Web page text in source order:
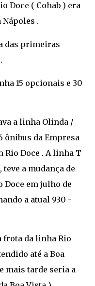
Doce ( Cohab ) era
.
das primeiras
15 opcionais e 30
a linha Olinda /
ônibus da Empresa
Rio Doce . A linha T
a mudança de
em julho de
a atual 930 -
frota da linha Rio
até a Boa
mais tarde seria a